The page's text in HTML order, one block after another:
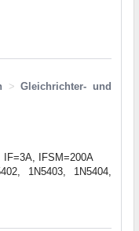
> Gleichrichter- und
IF=3A, IFSM=200A
1N5403, 1N5404,